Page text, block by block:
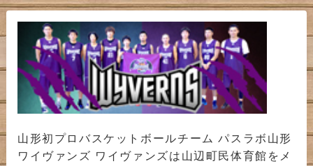
山形初プロバスケットボールチーム パスラボ山形
ワイヴァンズ ワイヴァンズは山辺町民体育館をメ